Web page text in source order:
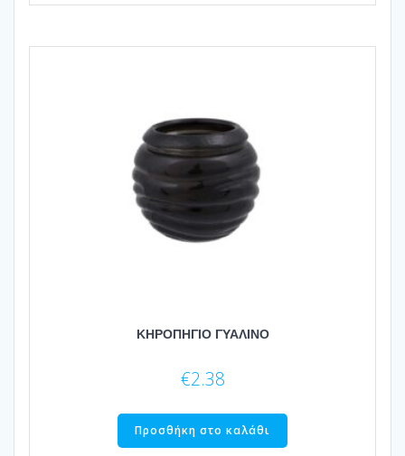
ΚΗΡΟΠΗΓΙΟ ΓΥΑΛΙΝΟ
€2.38
Προσθήκη στο καλάθι